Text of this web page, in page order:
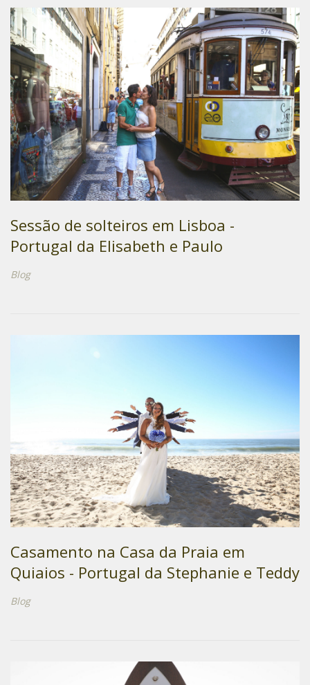
Sessão de solteiros em Lisboa -
Portugal da Elisabeth e Paulo
Blog
Casamento na Casa da Praia em
Quiaios - Portugal da Stephanie e Teddy
Blog